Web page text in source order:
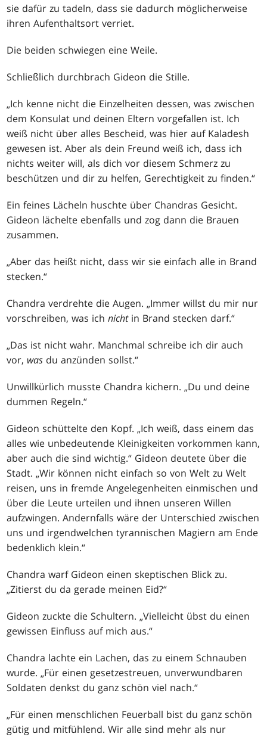
sie dafür zu tadeln, dass sie dadurch möglicherweise
ihren Aufenthaltsort verriet.
Die beiden schwiegen eine Weile.
Schließlich durchbrach Gideon die Stille.
„Ich kenne nicht die Einzelheiten dessen, was zwischen
dem Konsulat und deinen Eltern vorgefallen ist. Ich
weiß nicht über alles Bescheid, was hier auf Kaladesh
gewesen ist. Aber als dein Freund weiß ich, dass ich
nichts weiter will, als dich vor diesem Schmerz zu
beschützen und dir zu helfen, Gerechtigkeit zu finden.“
Ein feines Lächeln huschte über Chandras Gesicht.
Gideon lächelte ebenfalls und zog dann die Brauen
zusammen.
„Aber das heißt nicht, dass wir sie einfach alle in Brand
stecken.“
Chandra verdrehte die Augen. „Immer willst du mir nur
vorschreiben, was ichnichtin Brand stecken darf.“
„Das ist nicht wahr. Manchmal schreibe ich dir auch
vor, was du anzünden sollst.“
Unwillkürlich musste Chandra kichern. „Du und deine
dummen Regeln.“
Gideon schüttelte den Kopf. „Ich weiß, dass einem das
alles wie unbedeutende Kleinigkeiten vorkommen kann,
aber auch die sind wichtig.“ Gideon deutete über die
Stadt. „Wir können nicht einfach so von Welt zu Welt
reisen, uns in fremde Angelegenheiten einmischen und
über die Leute urteilen und ihnen unseren Willen
aufzwingen. Andernfalls wäre der Unterschied zwischen
uns und irgendwelchen tyrannischen Magiern am Ende
bedenklich klein.“
Chandra warf Gideon einen skeptischen Blick zu.
„Zitierst du da gerade meinen Eid?“
Gideon zuckte die Schultern. „Vielleicht übst du einen
gewissen Einfluss auf mich aus.“
Chandra lachte ein Lachen, das zu einem Schnauben
wurde. „Für einen gesetzestreuen, unverwundbaren
Soldaten denkst du ganz schön viel nach.“
„Für einen menschlichen Feuerball bist du ganz schön
gütig und mitfühlend. Wir alle sind mehr als nur